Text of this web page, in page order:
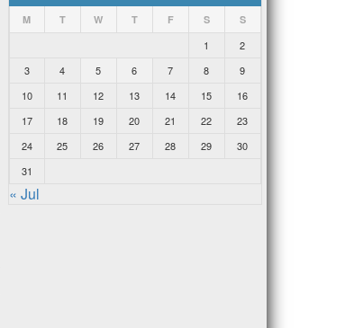
M T W T F S S
1
2
3
4 5 6 7 8
9
10
11 12 13 14 15
16
17
18 19 20 21 22
23
24
25 26 27 28 29
30
31
« Jul